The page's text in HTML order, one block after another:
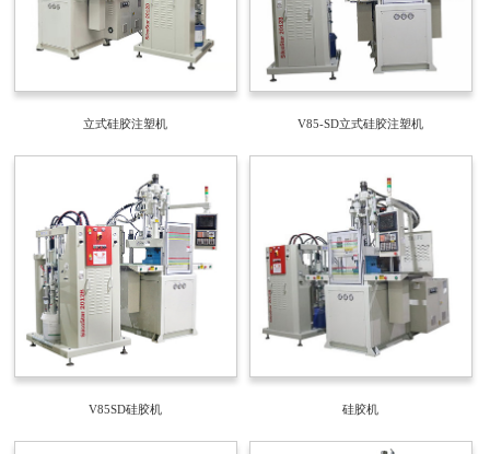
立式硅胶注塑机 V85-SD立式硅胶注塑机
V85SD硅胶机 硅胶机